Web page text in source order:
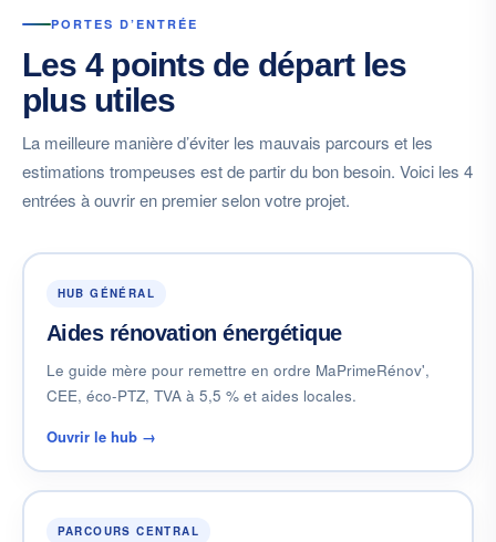
PORTES D’ENTRÉE
Les 4 points de départ les
plus utiles
La meilleure manière d’éviter les mauvais parcours et les
estimations trompeuses est de partir du bon besoin. Voici les 4
entrées à ouvrir en premier selon votre projet.
HUB GÉNÉRAL
Aides rénovation énergétique
Le guide mère pour remettre en ordre MaPrimeRénov',
CEE, éco-PTZ, TVA à 5,5 % et aides locales.
Ouvrir le hub →
PARCOURS CENTRAL